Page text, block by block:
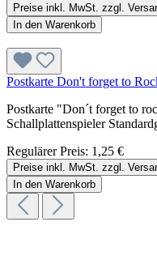
Preise inkl. MwSt. zzgl.
In den Warenkorb
Postkarte Don't forget to
Postkarte "Don´t forget to
Schallplattenspieler
Regulärer Preis: 1,25 €
Preise inkl. MwSt. zzgl.
In den Warenkorb